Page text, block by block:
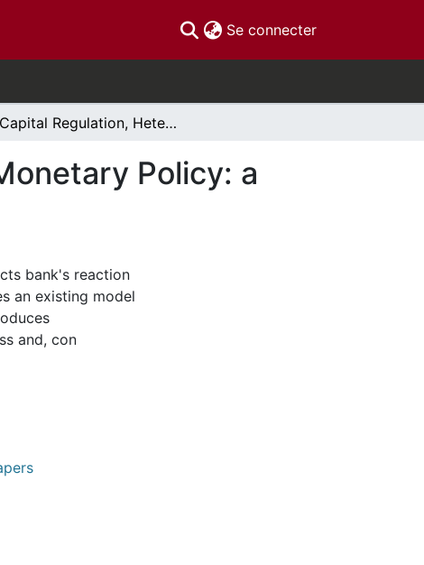
Se connecter(current)
Capital Regulation, Heterogeneous Loans and Monetary Policy: a Reprensative Bank Model
Policy: a
bank's reaction
an existing model
and, con